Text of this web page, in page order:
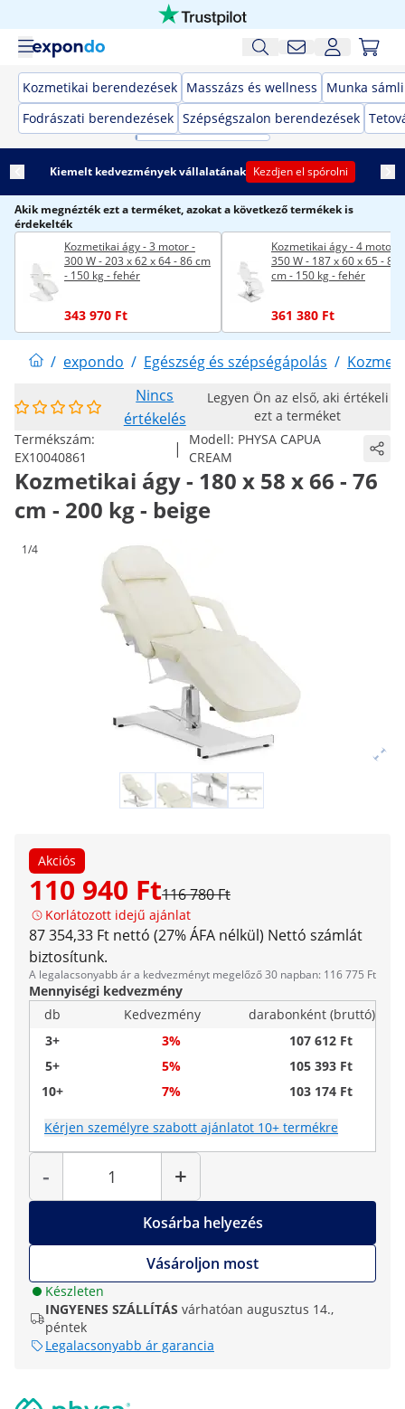
Kozmetikai berendezések Masszázs és wellness
Munka
Fodrászati berendezések Szépségszalon berendezések
Kiemelt kedvezmények vállalatának Kezdjen el spórolni
Akik megnézték ezt a terméket, azokat a következő termékek is
érdekelték
Kozmetikai ágy - 3 motor -
300 W - 203 x 62 x 64 - 86 cm
- 150 kg - fehér
343 970 Ft
Kozmetikai ágy - 4 motor -
350 W - 187 x 60 x 65 -
cm - 150 kg - fehér
361 380 Ft
/ expondo / Egészség és szépségápolás /
Nincs
értékelés
Legyen Ön az első, aki értékeli
ezt a terméket
Termékszám:
EX10040861
| Modell: PHYSA CAPUA
CREAM
Kozmetikai ágy - 180 x 58 x 66 - 76
cm - 200 kg - beige
1/4
Akciós
110 940 Ft116 780 Ft
Korlátozott idejű ajánlat
87 354,33 Ft nettó (27% ÁFA nélkül) Nettó számlát
biztosítunk.
A legalacsonyabb ár a kedvezményt megelőző 30 napban: 116 775 Ft
Mennyiségi kedvezmény
db
Kedvezmény
darabonként (bruttó)
3+
3%
107 612 Ft
5+
5%
105 393 Ft
10+
7% 103 174 Ft
Kérjen személyre szabott ajánlatot 10+ termékre
-
Mennyiség
+
Kosárba helyezés
Vásároljon most
Készleten
INGYENES SZÁLLÍTÁS várhatóan augusztus 14.,
péntek
Legalacsonyabb ár garancia